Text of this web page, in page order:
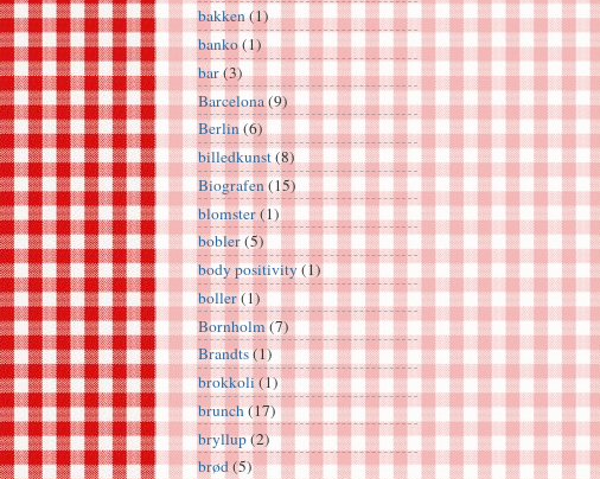
bakken(1)
banko(1)
bar(3)
Barcelona(9)
Berlin(6)
billedkunst(8)
Biografen(15)
blomster(1)
bobler(5)
body positivity(1)
boller(1)
Bornholm(7)
Brandts(1)
brokkoli(1)
brunch(17)
bryllup(2)
brød(5)